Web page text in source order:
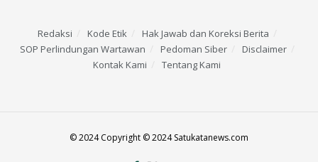
Redaksi Kode Etik
Hak Jawab dan Koreksi Berita
SOP Perlindungan Wartawan
Pedoman Siber
Disclaimer
Kontak Kami
Tentang Kami
© 2024 Copyright © 2024 Satukatanews.com